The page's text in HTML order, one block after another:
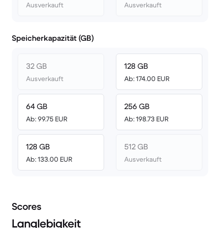
Ausverkauft Ausverkauft
Speicherkapazität (GB)
32 GB
Ausverkauft
64 GB
Ab: 99.75 EUR
128 GB
Ab: 133.00 EUR
128 GB
Ab: 174.00 EUR
256 GB
Ab: 198.73 EUR
512 GB
Ausverkauft
Scores
Langlebigkeit